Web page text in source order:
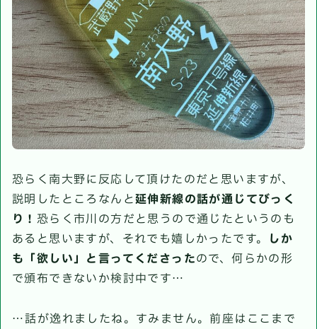
恐らく南大野に反応して頂けたのだと思いますが、
説明したところなんと延伸新線の話が通じてびっく
り！ 恐らく市川の方だと思うので通じたというのも
あると思いますが、それでも嬉しかったです。 しか
も「欲しい」と言ってくださったので、何らかの形
で頒布できないか検討中です…
…話が逸れましたね。すみません。前座はここまで